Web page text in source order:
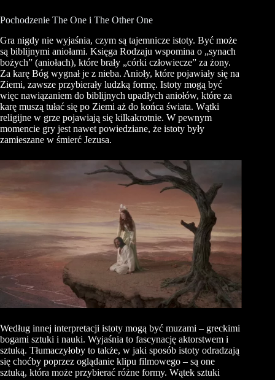
Pochodzenie The One i The Other One
Gra nigdy nie wyjaśnia, czym są tajemnicze istoty. Być może
są biblijnymi aniołami. Księga Rodzaju wspomina o „synach
bożych” (aniołach), które brały „córki człowiecze” za żony.
Za karę Bóg wygnał je z nieba. Anioły, które pojawiały się na
Ziemi, zawsze przybierały ludzką formę. Istoty mogą być
więc nawiązaniem do biblijnych upadłych aniołów, które za
karę muszą tułać się po Ziemi aż do końca świata. Wątki
religijne w grze pojawiają się kilkakrotnie. W pewnym
momencie gry jest nawet powiedziane, że istoty były
zamieszane w śmierć Jezusa.
Według innej interpretacji istoty mogą być muzami – greckimi
bogami sztuki i nauki. Wyjaśnia to fascynację aktorstwem i
sztuką. Tłumaczyłoby to także, w jaki sposób istoty odradzają
się choćby poprzez oglądanie klipu filmowego – są one
sztuką, która może przybierać różne formy. Wątek sztuki